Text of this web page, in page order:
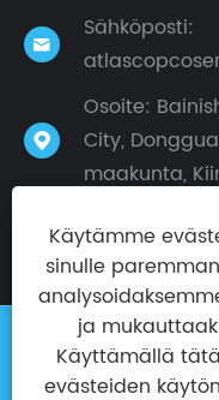

Sähköposti:

Osoite:
City,
maakunta,
Copyright ©
Käytämme
sinulle
ja
Käyttämällä
evästeiden